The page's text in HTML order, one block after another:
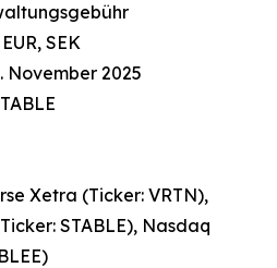
SEK
November 2025
Xetra (Ticker: VRTN),
STABLE), Nasdaq